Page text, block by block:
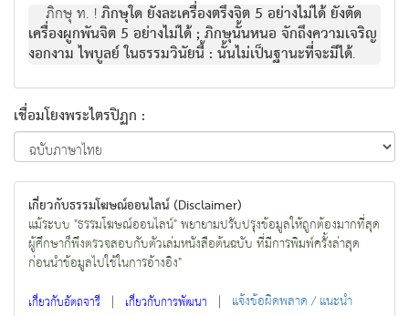
ภิกษุ ท. !ภิกษุใด ยังละเครื่องตรึงจิต 5 อย่างไม่ได้ ยังตัด
เครื่องผูกพันจิต 5 อย่างไม่ได้ ; ภิกษุนั้นหนอ จักถึงความเจริญ
งอกงาม ไพบูลย์ ในธรรมวินัยนี้ : นั้นไม่เป็นฐานะที่จะมีได้.
เชื่อมโยงพระไตรปิฏก :
เกี่ยวกับธรรมโฆษณ์ออนไลน์ (Disclaimer)
แม้ระบบ "ธรรมโฆษณ์ออนไลน์" พยายามปรับปรุงข้อมูลให้ถูกต้องมากที่สุด
ผู้ศึกษาก็พึงตรวจสอบกับตัวเล่มหนังสือต้นฉบับ ที่มีการพิมพ์ครั้งล่าสุด
ก่อนนำข้อมูลไปใช้ในการอ้างอิง"
เกี่ยวกับอัตถจารี | เกี่ยวกับการพัฒนา | แจ้งข้อผิดพลาด / แนะนำ